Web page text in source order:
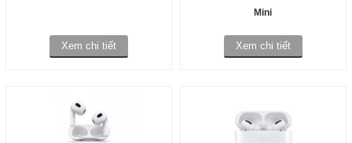
Xem chi tiết
Mini
Xem chi tiết